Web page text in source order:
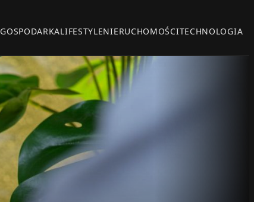
GOSPODARKALIFESTYLENIERUCHOMOŚCITECHNOLOGIA